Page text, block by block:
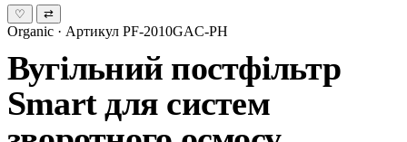
♡ ⇄
Organic · Артикул PF-2010GAC-PH
Вугільний постфільтр
Smart для систем